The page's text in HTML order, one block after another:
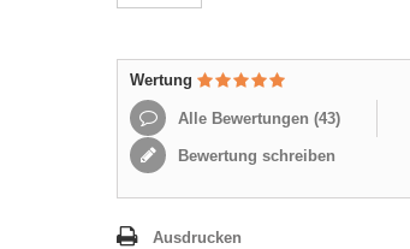
Wertung
Alle Bewertungen (43)
Bewertung schreiben
Ausdrucken